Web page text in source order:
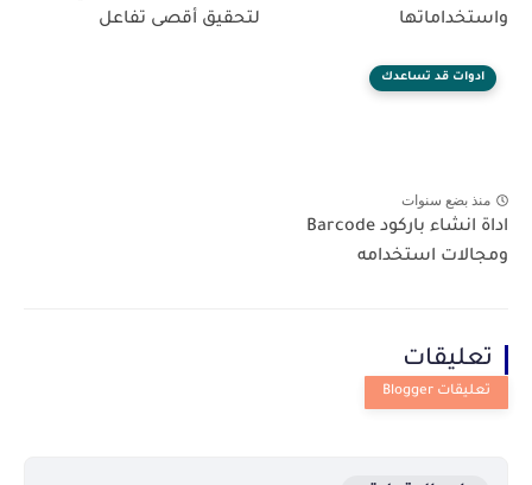
واستخداماتها
لتحقيق أقصى تفاعل
ادوات قد تساعدك
منذ بضع سنوات
اداة انشاء باركود Barcode
ومجالات استخدامه
تعليقات